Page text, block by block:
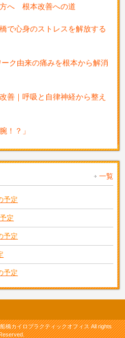
へ 根本改善への道
で心身のストレスを解放する
ク由来の痛みを根本から解消
善｜呼吸と自律神経から整え
！？」
一覧
予定
定
予定
予定
橋カイロプラクティックオフィス All rights